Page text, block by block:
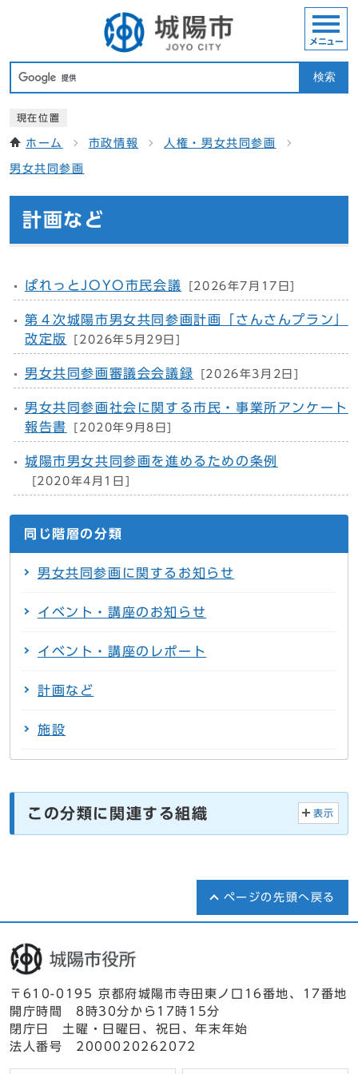
検索
メニュー
現在位置
ホーム 市政情報 人権・男女共同参画
男女共同参画
計画など
ぱれっとJOYO市民会議 [2026年7月17日]
第４次城陽市男女共同参画計画「さんさんプラン」
改定版
[2026年5月29日]
男女共同参画審議会会議録 [2026年3月2日]
男女共同参画社会に関する市民・事業所アンケート
報告書
[2020年9月8日]
城陽市男女共同参画を進めるための条例
[2020年4月1日]
同じ階層の分類
男女共同参画に関するお知らせ
イベント・講座のお知らせ
イベント・講座のレポート
計画など
施設
この分類に関連する組織 表示
ページの先頭へ戻る
〒610-0195 京都府城陽市寺田東ノ口16番地、17番地
開庁時間 8時30分から17時15分
閉庁日 土曜・日曜日、祝日、年末年始
法人番号 2000020262072